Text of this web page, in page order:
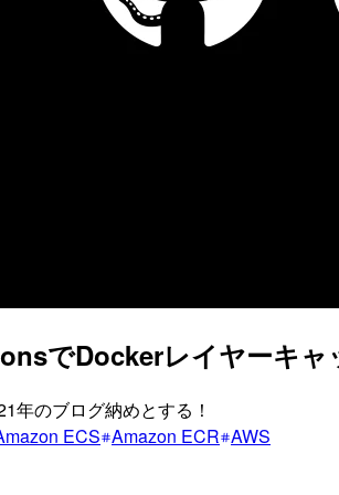
でDockerレイヤーキャ
年のブログ納めとする！
ECS Amazon ECR AWS